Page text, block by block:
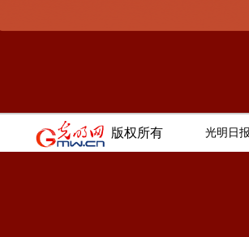
版权所有 光明日